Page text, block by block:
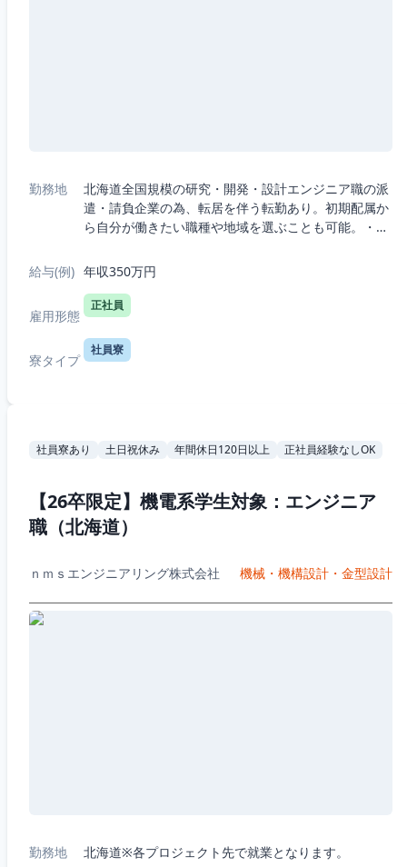
勤務地
北海道全国規模の研究・開発・設計エンジニア職の派
遣・請負企業の為、転居を伴う転勤あり。初期配属か
ら自分が働きたい職種や地域を選ぶことも可能。・5
R&D（化学生物系）・7つの勤務エリアか...
給与(例) 年収350万円
雇用形態
正社員
寮タイプ
社員寮
社員寮あり 土日祝休み 年間休日120日以上 正社員経験なしOK
【26卒限定】機電系学生対象：エンジニア
職（北海道）
ｎｍｓエンジニアリング株式会社 機械・機構設計・金型設計
勤務地 北海道※各プロジェクト先で就業となります。